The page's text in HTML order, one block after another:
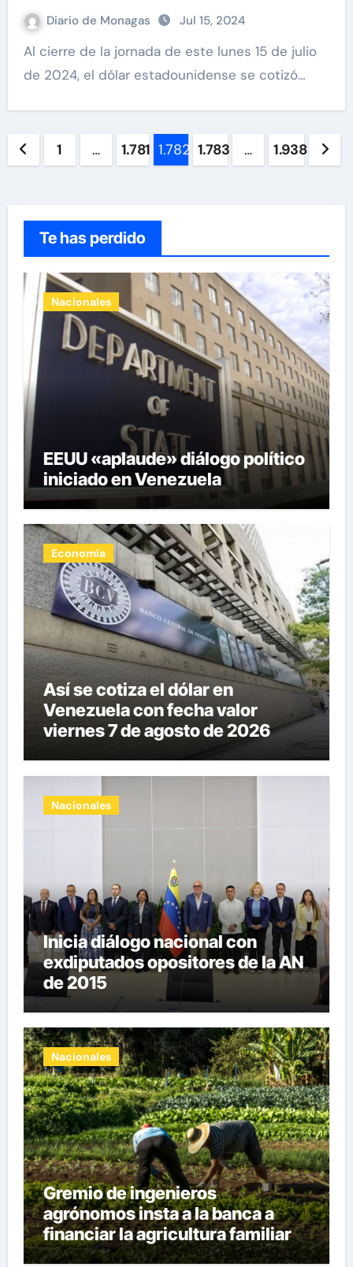
Diario de Monagas Jul 15, 2024
Al cierre de la jornada de este lunes 15 de julio
de 2024, el dólar estadounidense se cotizó…
Paginación
entradas
1 … 1.781 1.782 1.783 … 1.938
Te has perdido
Nacionales
EEUU «aplaude» diálogo político
iniciado en Venezuela
Economía
Así se cotiza el dólar en
Venezuela con fecha valor
viernes 7 de agosto de 2026
Nacionales
Inicia diálogo nacional con
exdiputados opositores de la AN
de 2015
Nacionales
Gremio de ingenieros
agrónomos insta a la banca a
financiar la agricultura familiar